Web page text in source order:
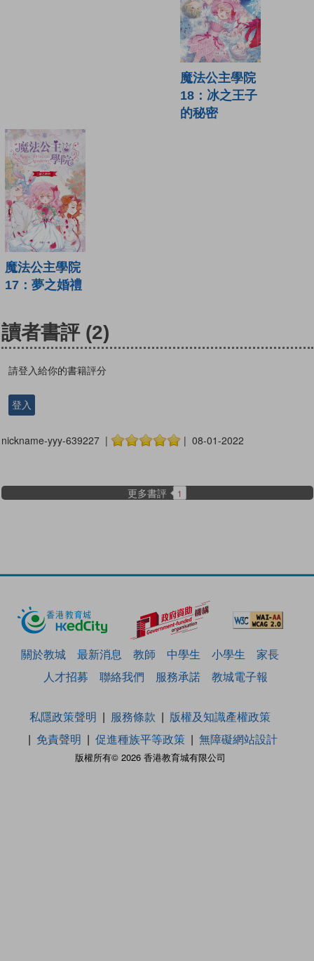
魔法公主學院
18：冰之王子
的秘密
魔法公主學院
17：夢之婚禮
讀者書評 (2)
請登入給你的書籍評分
登入
nickname-yyy-639227 | | 08-01-2022
更多書評 1
關於教城 最新消息 教師 中學生 小學生
家長
人才招募
聯絡我們 服務承諾 教城電子報
版權所有© 2026 香港教育城有限公司
私隱政策聲明 服務條款
版權及知識產權政策
免責聲明
促進種族平等政策 無障礙網站設計